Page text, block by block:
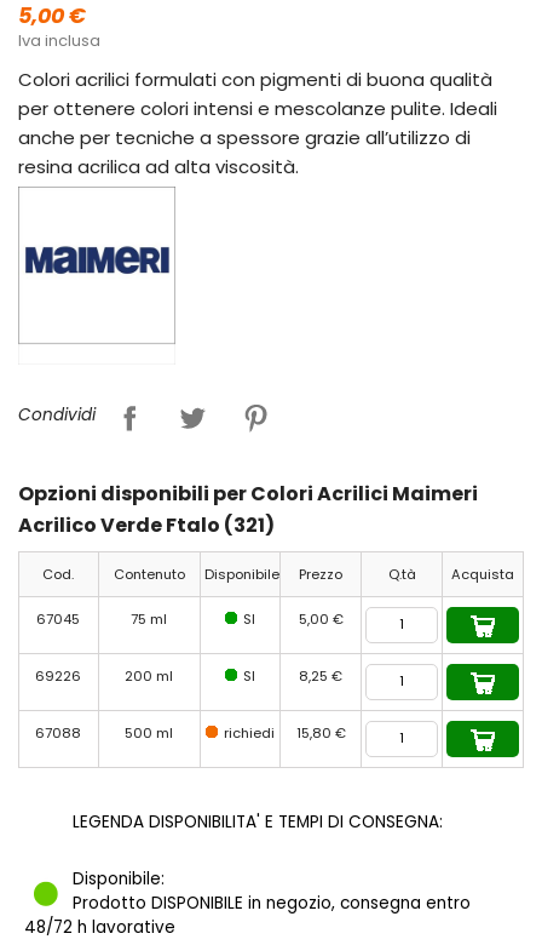
5,00 €
Iva inclusa
Colori acrilici formulati con pigmenti di buona qualità
per ottenere colori intensi e mescolanze pulite. Ideali
anche per tecniche a spessore grazie all’utilizzo di
resina acrilica ad alta viscosità.
Condividi
Opzioni disponibili per Colori Acrilici Maimeri
Acrilico Verde Ftalo (321)
Cod. Contenuto Disponibile Prezzo Q.tà Acquista
67045 75 ml SI 5,00 €
69226 200 ml SI 8,25 €
67088 500 ml richiedi 15,80 €
LEGENDA DISPONIBILITA' E TEMPI DI CONSEGNA:
Disponibile:
Prodotto DISPONIBILE in negozio, consegna entro
48/72 h lavorative